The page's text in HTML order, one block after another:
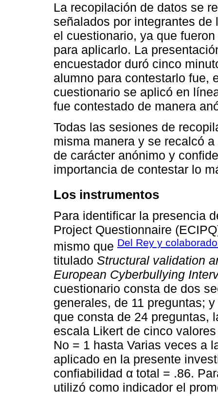
La recopilación de datos se
señalados por integrantes
el cuestionario, ya que
para aplicarlo. La
encuestador duró cinco
alumno para contestarlo fue,
cuestionario se aplicó en
fue contestado de manera
Todas las sesiones de
misma manera y se recalcó
de carácter anónimo y
importancia de contestar lo
Los instrumentos
Para identificar la presencia
Project Questionnaire
mismo que Del Rey y
titulado Structural validation
European Cyberbullying
cuestionario consta de dos
generales, de 11 preguntas;
que consta de 24 preguntas,
escala Likert de cinco
No = 1 hasta Varias veces a
aplicado en la presente
confiabilidad α total = .86.
utilizó como indicador el